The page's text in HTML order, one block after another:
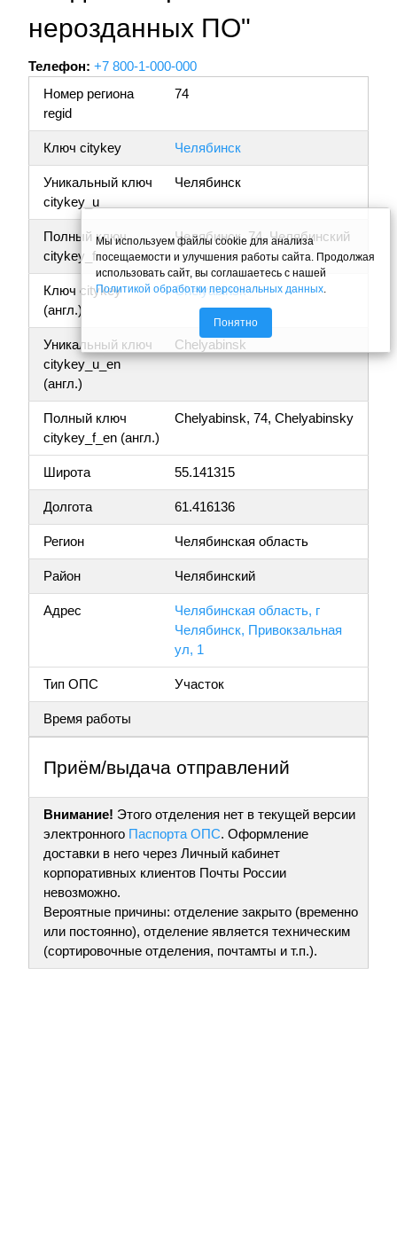
нерозданных ПО"
Телефон: +7 800-1-000-000
Номер региона
regid
74
Ключ citykey Челябинск
Уникальный ключ
citykey_u
Челябинск
Полный ключ
citykey_f
Челябинск, 74, Челябинский
Ключ citykey
(англ.)
Chelyabinsk
Уникальный ключ
citykey_u_en
(англ.)
Chelyabinsk
Полный ключ
citykey_f_en (англ.)
Chelyabinsk, 74, Chelyabinsky
Широта 55.141315
Долгота 61.416136
Регион Челябинская область
Район Челябинский
Адрес
Челябинская область, г
Челябинск, Привокзальная
ул, 1
Тип ОПС Участок
Время работы
Приём/выдача отправлений
Внимание! Этого отделения нет в текущей версии
электронного Паспорта ОПС. Оформление
доставки в него через Личный кабинет
корпоративных клиентов Почты России
невозможно.
Вероятные причины: отделение закрыто (временно
или постоянно), отделение является техническим
(сортировочные отделения, почтамты и т.п.).
Мы используем файлы cookie для анализа
посещаемости и улучшения работы сайта. Продолжая
использовать сайт, вы соглашаетесь с нашей
Политикой обработки персональных данных.
Понятно